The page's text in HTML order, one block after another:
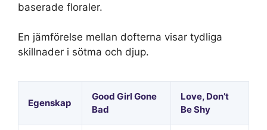
baserade floraler.
En jämförelse mellan dofterna visar tydliga
skillnader i sötma och djup.
Egenskap
Good Girl Gone
Bad
Love, Don’t
Be Shy